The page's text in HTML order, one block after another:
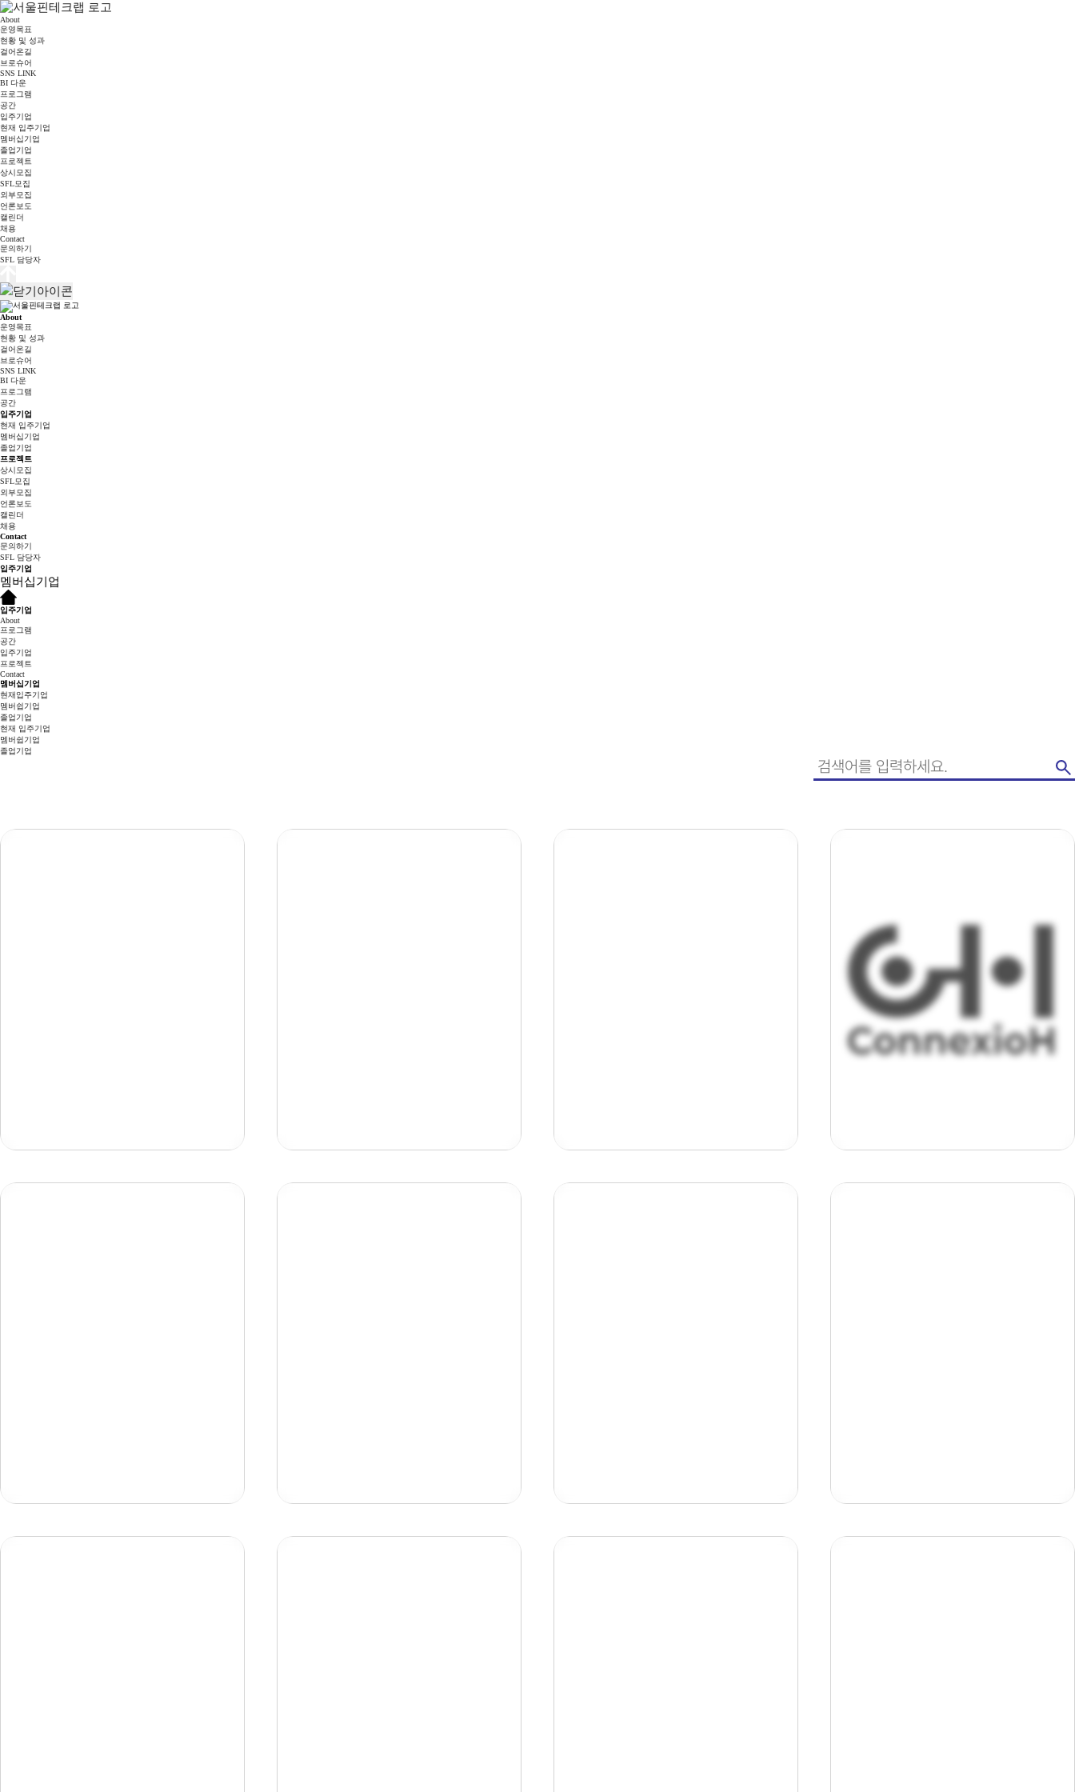
About
운영목표
현황 및 성과
걸어온길
브로슈어
SNS LINK
BI 다운
프로그램
공간
입주기업
현재 입주기업
멤버십기업
졸업기업
프로젝트
상시모집
SFL모집
외부모집
언론보도
캘린더
채용
Contact
문의하기
SFL 담당자
About
운영목표
현황 및 성과
걸어온길
브로슈어
SNS LINK
BI 다운
프로그램
공간
입주기업
현재 입주기업
멤버십기업
졸업기업
프로젝트
상시모집
SFL모집
외부모집
언론보도
캘린더
채용
Contact
문의하기
SFL 담당자
입주기업
멤버십기업
입주기업
About
프로그램
공간
입주기업
프로젝트
Contact
멤버십기업
현재입주기업
멤버쉽기업
졸업기업
현재 입주기업
멤버쉽기업
졸업기업